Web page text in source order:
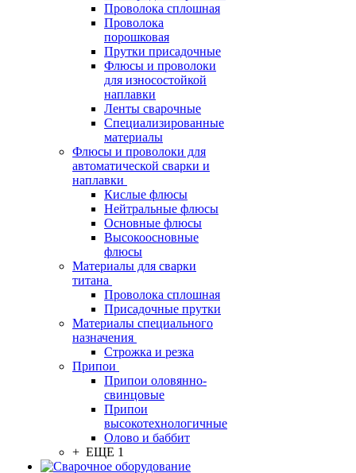
Проволока сплошная
Проволока
порошковая
Прутки присадочные
Флюсы и проволоки
для износостойкой
наплавки
Ленты сварочные
Специализированные
материалы
Флюсы и проволоки для
автоматической сварки и
наплавки
Кислые флюсы
Нейтральные флюсы
Основные флюсы
Высокоосновные
флюсы
Материалы для сварки
титана
Проволока сплошная
Присадочные прутки
Материалы специального
назначения
Строжка и резка
Припои
Припои оловянно-
свинцовые
Припои
высокотехнологичные
Олово и баббит
+ ЕЩЕ 1